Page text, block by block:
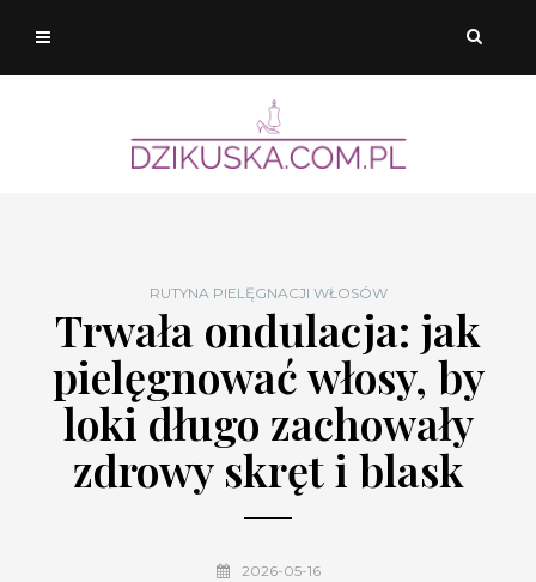
RUTYNA PIELĘGNACJI WŁOSÓW
Trwała ondulacja: jak
pielęgnować włosy, by
loki długo zachowały
zdrowy skręt i blask
2026-05-16